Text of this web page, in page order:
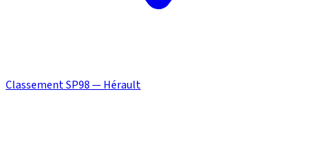
Classement SP98 — Hérault